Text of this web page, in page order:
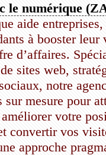
le numérique
aide
à booster
d’affaires.
sites web,
notre
sur mesure pour
votre
convertir vos
approche